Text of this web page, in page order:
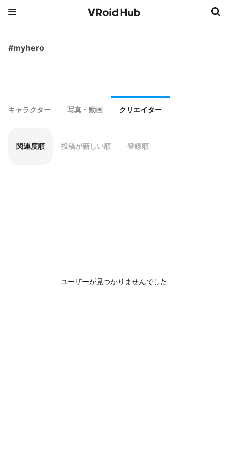
#myhero
キャラクター 写真・動画 クリエイター
関連度順 投稿が新しい順 登録順
ユーザーが見つかりませんでした